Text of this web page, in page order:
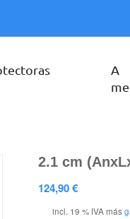
A
2.1 cm
124,90€
incl. 19 % IVA más